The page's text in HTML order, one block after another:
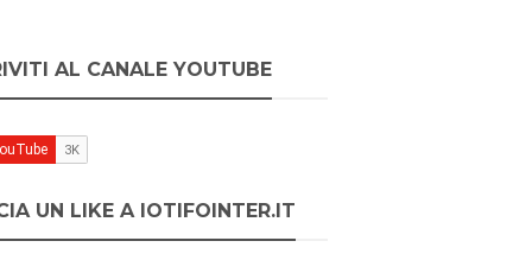
AL CANALE YOUTUBE
UN LIKE A IOTIFOINTER.IT